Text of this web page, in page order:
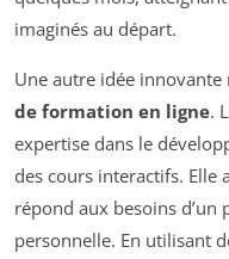
imaginés au départ.
Une autre idée innovante
de formation en ligne.
expertise dans le
des cours interactifs.
répond aux besoins d’un
personnelle. En utilisant